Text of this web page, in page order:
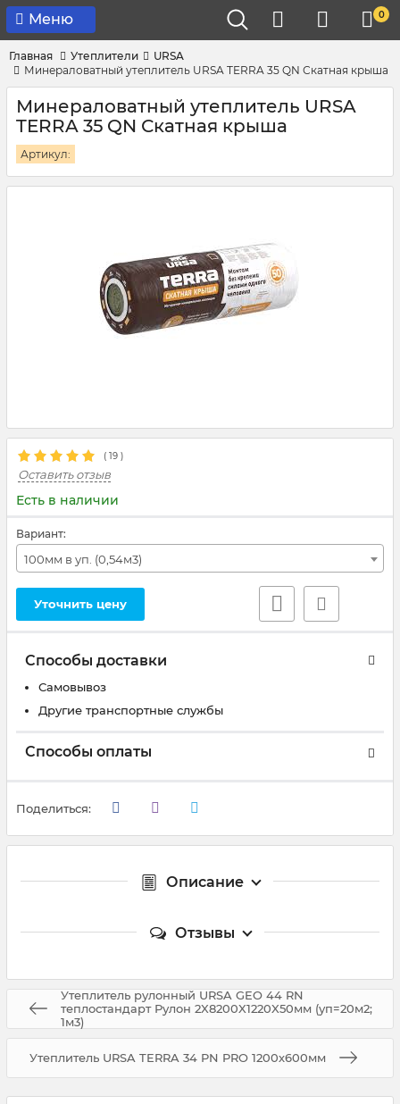
Меню 0
Главная Утеплители
URSA
Минераловатный утеплитель URSA TERRA 35 QN Скатная крыша
Минераловатный утеплитель URSA
TERRA 35 QN Скатная крыша
Артикул:
( 19 )
Оставить отзыв
Есть в наличии
Вариант:
100мм в уп. (0,54м3)
Уточнить цену
Способы доставки
Самовывоз
Другие транспортные службы
Способы оплаты
Поделиться:
Описание
Отзывы
Утеплитель рулонный URSA GEO 44 RN
теплостандарт Рулон 2X8200X1220X50мм (уп=20м2;
1м3)
Утеплитель URSA TERRA 34 PN PRO 1200х600мм